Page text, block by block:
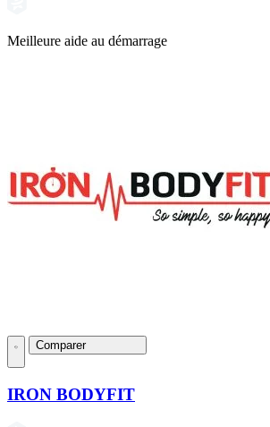
Meilleure aide au démarrage
Comparer
IRON BODYFIT